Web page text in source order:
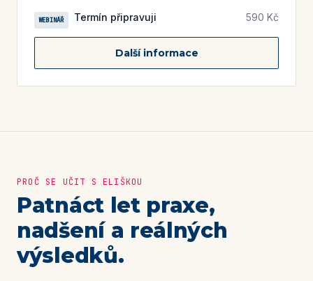
WEBINÁŘ Termín připravuji 590 Kč
Další informace
PROČ SE UČIT S ELIŠKOU
Patnáct let praxe,
nadšení a reálných
výsledků.